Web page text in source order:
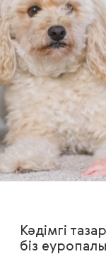
Кәдімгі
біз